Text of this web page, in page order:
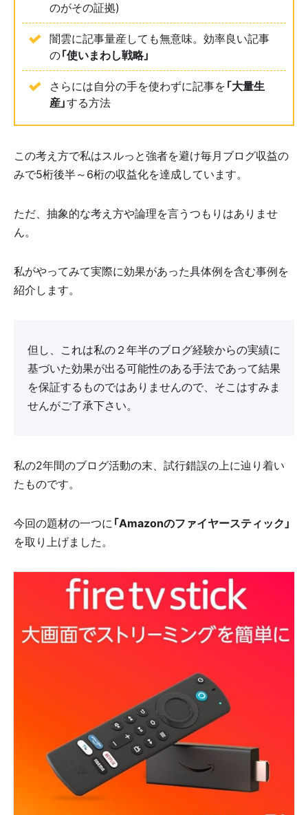
のがその証拠)
闇雲に記事量産しても無意味。効率良い記事
の「使いまわし戦略」
さらには自分の手を使わずに記事を 「大量生
産」する方法
この考え方で私はスルっと強者を避け毎月ブログ収益の
みで5桁後半～6桁の収益化を達成しています。
ただ、抽象的な考え方や論理を言うつもりはありませ
ん。
私がやってみて実際に効果があった具体例を含む事例を
紹介します。
但し、これは私の２年半のブログ経験からの実績に
基づいた効果が出る可能性のある手法であって結果
を保証するものではありませんので、そこはすみま
せんがご了承下さい。
私の2年間のブログ活動の末、試行錯誤の上に辿り着い
たものです。
今回の題材の一つに 「Amazonのファイヤースティック」
を取り上げました。